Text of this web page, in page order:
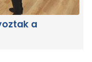
a